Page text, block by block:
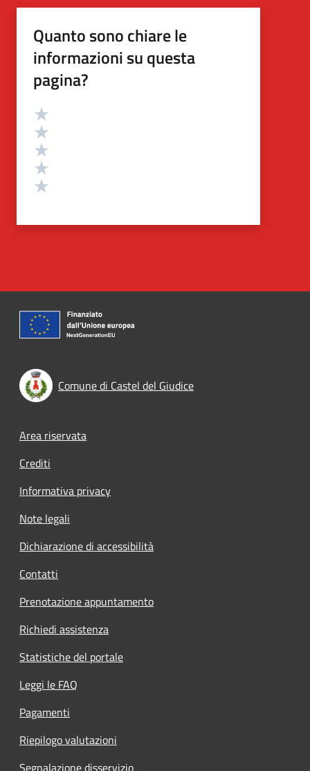
Quanto sono chiare le
informazioni su questa
pagina?
Valutazione
Comune di Castel del Giudice
Footer menu
Area riservata
Crediti
Informativa privacy
Note legali
Dichiarazione di accessibilità
Contatti
Prenotazione appuntamento
Richiedi assistenza
Statistiche del portale
Leggi le FAQ
Pagamenti
Riepilogo valutazioni
Segnalazione disservizio